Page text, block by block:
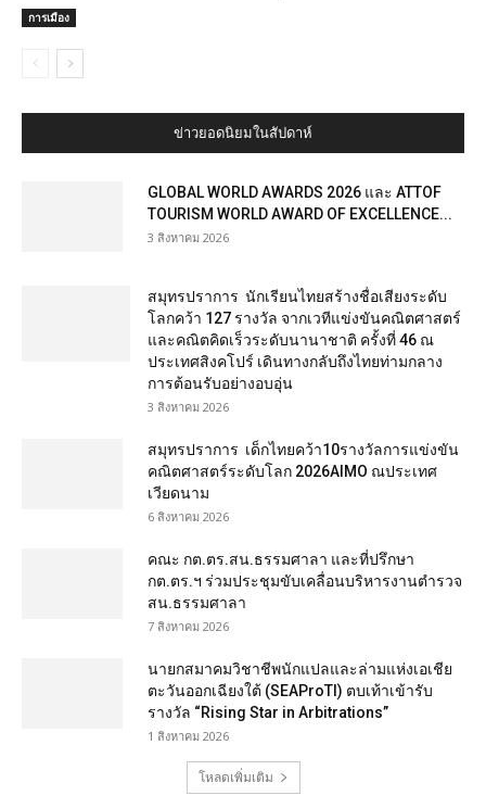
การเมือง
ข่าวยอดนิยมในสัปดาห์
GLOBAL WORLD AWARDS 2026 และ ATTOF
TOURISM WORLD AWARD OF EXCELLENCE...
3 สิงหาคม 2026
สมุทรปราการ นักเรียนไทยสร้างชื่อเสียงระดับ
โลกคว้า 127 รางวัล จากเวทีแข่งขันคณิตศาสตร์
และคณิตคิดเร็วระดับนานาชาติ ครั้งที่ 46 ณ
ประเทศสิงคโปร์ เดินทางกลับถึงไทยท่ามกลาง
การต้อนรับอย่างอบอุ่น
3 สิงหาคม 2026
สมุทรปราการ เด็กไทยคว้า10รางวัลการแข่งขัน
คณิตศาสตร์ระดับโลก 2026AIMO ณประเทศ
เวียดนาม
6 สิงหาคม 2026
คณะ กต.ตร.สน.ธรรมศาลา และที่ปรึกษา
กต.ตร.ฯ ร่วมประชุมขับเคลื่อนบริหารงานตำรวจ
สน.ธรรมศาลา
7 สิงหาคม 2026
นายกสมาคมวิชาชีพนักแปลและล่ามแห่งเอเชีย
ตะวันออกเฉียงใต้ (SEAProTI) ตบเท้าเข้ารับ
รางวัล “Rising Star in Arbitrations”
1 สิงหาคม 2026
โหลดเพิ่มเติม